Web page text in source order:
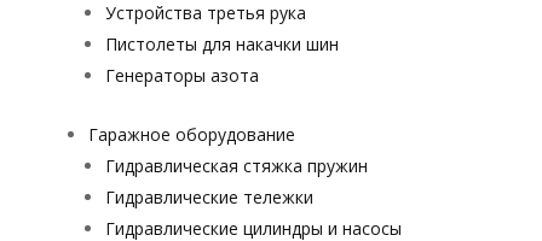
Устройства третья рука
Пистолеты для накачки шин
Генераторы азота
Гаражное оборудование
Гидравлическая стяжка пружин
Гидравлические тележки
Гидравлические цилиндры и насосы